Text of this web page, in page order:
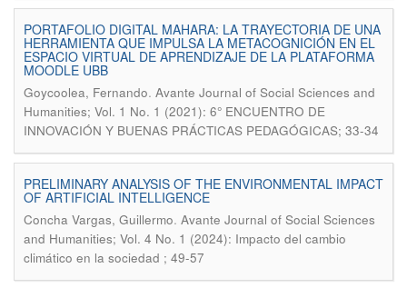
PORTAFOLIO DIGITAL MAHARA: LA TRAYECTORIA DE UNA
HERRAMIENTA QUE IMPULSA LA METACOGNICIÓN EN EL
ESPACIO VIRTUAL DE APRENDIZAJE DE LA PLATAFORMA
MOODLE UBB
Goycoolea, Fernando. Avante Journal of Social Sciences and
Humanities; Vol. 1 No. 1 (2021): 6° ENCUENTRO DE
INNOVACIÓN Y BUENAS PRÁCTICAS PEDAGÓGICAS; 33-34
PRELIMINARY ANALYSIS OF THE ENVIRONMENTAL IMPACT
OF ARTIFICIAL INTELLIGENCE
Concha Vargas, Guillermo. Avante Journal of Social Sciences
and Humanities; Vol. 4 No. 1 (2024): Impacto del cambio
climático en la sociedad ; 49-57